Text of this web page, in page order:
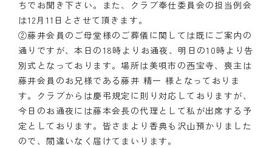
クラブの歴史
歴代会長・幹事
記念誌
案内
例会場・事務局の案内
リンク集
ちでお聞き下さい。また、クラブ奉仕委員会の担当例会
は12月11日とさせて頂きます。
②藤井会員のご母堂様のご葬儀に関しては既にご案内の
通りですが、本日の18時よりお通夜、明日の10時より告
別式となっております。場所は美唄市の西宝寺、喪主は
藤井会員のお兄様である藤井 精一 様となっておりま
す。クラブからは慶弔規定に則り対応しておりますが、
今日のお通夜には藤本会長の代理として私が出席する予
定としております。皆さまより香典も沢山預かりました
ので、間違いなく届けてまいります。